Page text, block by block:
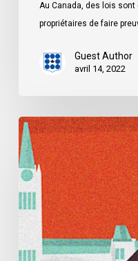
Au Canada, des lois sont
propriétaires de faire
Guest Author
avril 14, 2022
Dossier
:
La
loi
controversée
de
l’Alberta
sur